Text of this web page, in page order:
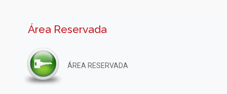
Área Reservada
ÁREA RESERVADA